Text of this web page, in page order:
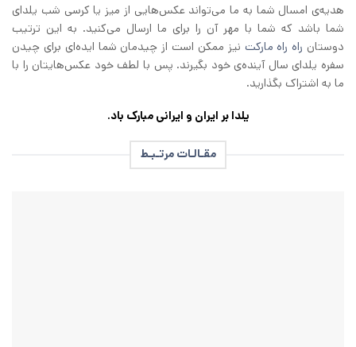
هدیه‌ی امسال شما به ما می‌تواند عکس‌هایی از میز یا کرسی شب یلدای
شما باشد که شما با مهر آن را برای ما ارسال می‌کنید. به این ترتیب
دوستان راه راه مارکت نیز ممکن است از چیدمان شما ایده‌ای برای چیدن
سفره یلدای سال آینده‌ی خود بگیرند. پس با لطف خود عکس‌هایتان را با
ما به اشتراک بگذارید.
یلدا بر ایران و ایرانی مبارک باد.
مقـالـات مرتـبـط